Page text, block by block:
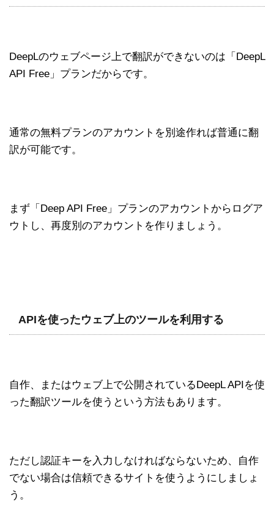
DeepLのウェブページ上で翻訳ができないのは「DeepL
API Free」プランだからです。
通常の無料プランのアカウントを別途作れば普通に翻
訳が可能です。
まず「Deep API Free」プランのアカウントからログア
ウトし、再度別のアカウントを作りましょう。
APIを使ったウェブ上のツールを利用する
自作、またはウェブ上で公開されているDeepL APIを使
った翻訳ツールを使うという方法もあります。
ただし認証キーを入力しなければならないため、自作
でない場合は信頼できるサイトを使うようにしましょ
う。